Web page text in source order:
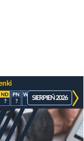
? ? ? ? ? ?
SIERPIEŃ 2026